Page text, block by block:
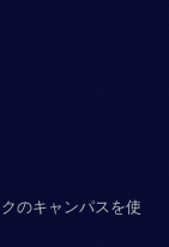
のキャンパスを使